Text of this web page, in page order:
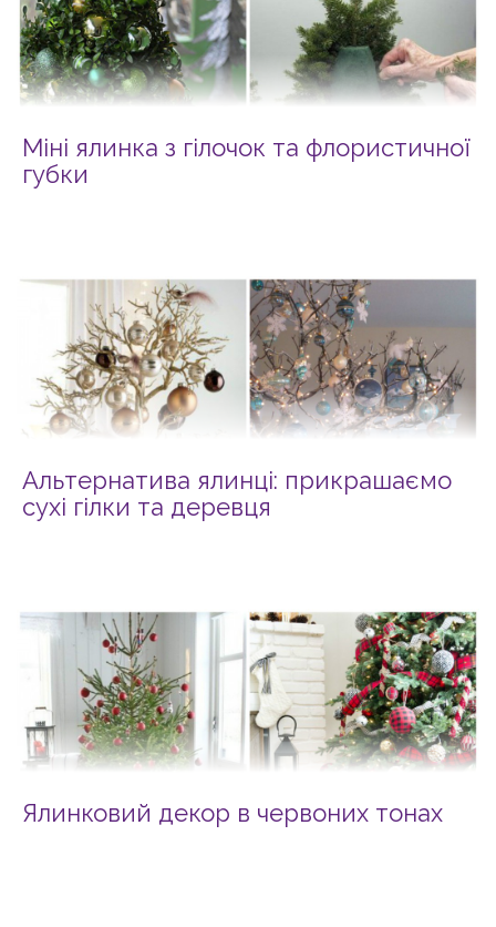
Міні ялинка з гілочок та флористичної
губки
Альтернатива ялинці: прикрашаємо
сухі гілки та деревця
Ялинковий декор в червоних тонах